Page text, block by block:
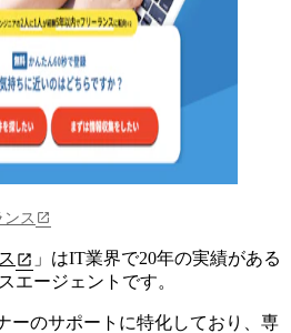
ンス
」はIT業界で20年の実績がある
エージェント です。
ーのサポートに特化しており、専